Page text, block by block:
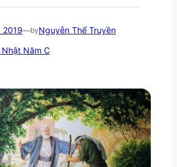
2019—byNguyễn Thế Truyền
Nhật Năm C